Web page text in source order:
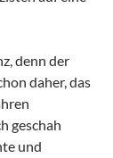
denn der
daher, das
geschah
und